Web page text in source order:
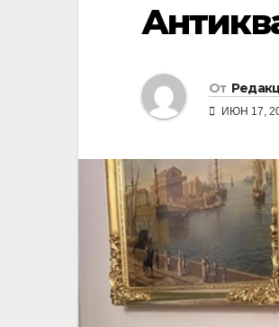
От
ИЮН 17,